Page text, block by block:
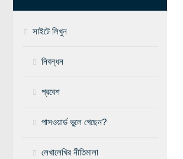
সাইটে লিখুন
নিবন্ধন
প্রবেশ
পাসওয়ার্ড ভুলে গেছেন?
লেখালেখির নীতিমালা